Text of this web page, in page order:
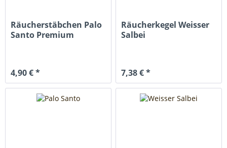
Räucherstäbchen Palo
Santo Premium
4,90 € *
Räucherkegel Weisser
Salbei
7,38 € *